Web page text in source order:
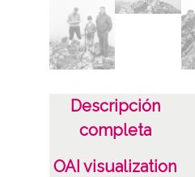
Descripción
completa
OAI visualization